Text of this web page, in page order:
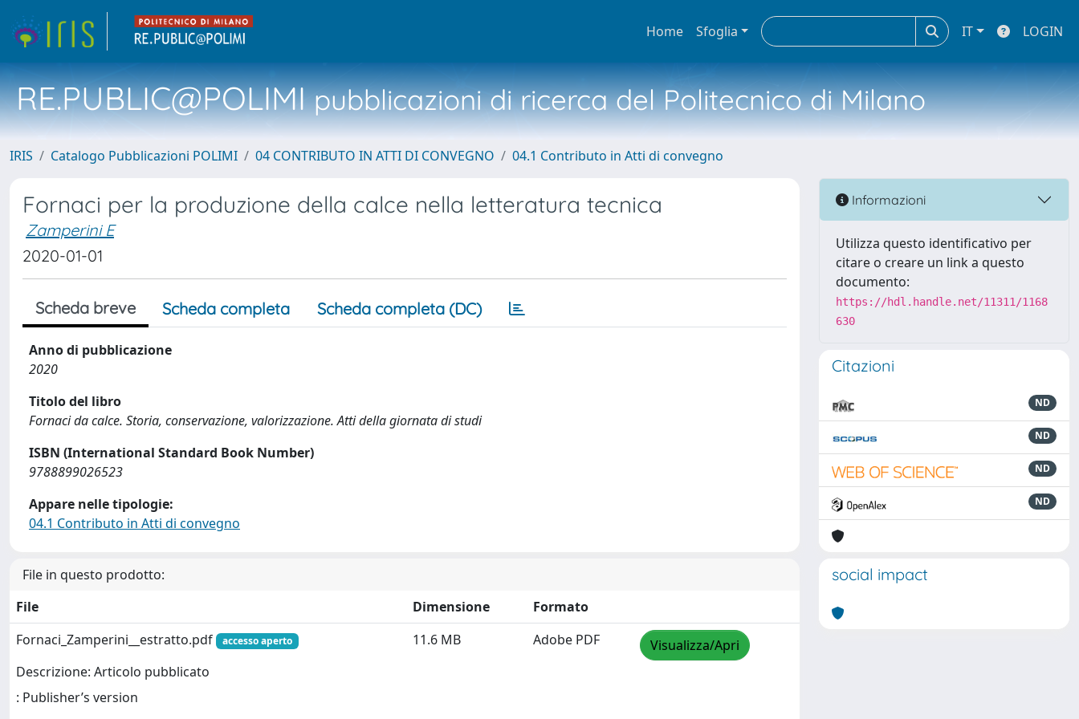
Home Sfoglia IT LOGIN
RE.PUBLIC@POLIMIpubblicazioni di ricerca del Politecnico di Milano
IRIS Catalogo Pubblicazioni POLIMI 04 CONTRIBUTO IN ATTI DI CONVEGNO 04.1 Contributo in Atti di convegno
Fornaci per la produzione della calce nella letteratura tecnica
Zamperini E
2020-01-01
Scheda breve Scheda completa Scheda completa (DC)
Anno di pubblicazione
2020
Titolo del libro
Fornaci da calce. Storia, conservazione, valorizzazione. Atti della giornata di studi
ISBN (International Standard Book Number)
9788899026523
Appare nelle tipologie:
04.1 Contributo in Atti di convegno
File in questo prodotto:
File
Dimensione
Formato
Fornaci_Zamperini__estratto.pdf
accesso aperto
Descrizione: Articolo pubblicato
: Publisher’s version
11.6 MB Adobe PDF Visualizza/Apri
Informazioni
Utilizza questo identificativo per
citare o creare un link a questo
documento:
https://hdl.handle.net/11311/1168
630
Citazioni
ND
ND
ND
ND
social impact